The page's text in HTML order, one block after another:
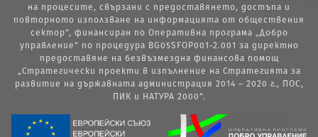
на процесите, свързани с предоставянето, достъпа и
повторното използване на информацията от обществения
сектор“, финансиран по Оперативна програма „Добро
управление“ по процедура BG05SFOP001-2.001 за директно
предоставяне на безвъзмездна финансова помощ
„Стратегически проекти в изпълнение на Стратегията за
развитие на държавната администрация 2014 – 2020 г., ПОС,
ПИК и НАТУРА 2000“.